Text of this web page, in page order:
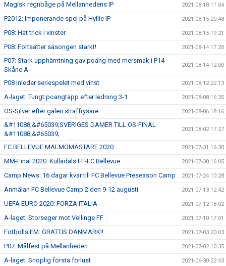
Magisk regnbåge på Mellanhedens IP 2021-08-18 11:04
P2012: Imponerande spel på Hyllie IP 2021-08-15 20:48
P08: Hat trick i vinster 2021-08-15 19:21
P08: Fortsätter säsongen starkt! 2021-08-14 17:20
P07: Stark upphämtning gav poäng med mersmak i P14
Skåne A
2021-08-14 12:00
P08 inleder seriespelet med vinst 2021-08-12 22:13
A-laget: Tungt poängtapp efter ledning 3-1 2021-08-08 16:35
OS-Silver efter galen straffrysare 2021-08-06 18:16
&#11088;&#65039;SVERIGES DAMER TILL OS-FINAL
&#11088;&#65039;
2021-08-02 17:27
FC BELLEVUE MALMÖMÄSTARE 2020 2021-07-31 16:30
MM-Final 2020: Kulladals FF-FC Bellevue 2021-07-30 16:05
Camp News: 16 dagar kvar till FC Bellevue Preseason Camp 2021-07-24 10:28
Anmälan FC Bellevue Camp 2 den 9-12 augusti 2021-07-13 12:42
UEFA EURO 2020: FORZA ITALIA 2021-07-12 18:02
A-laget: Storseger mot Vellinge FF 2021-07-10 17:01
Fotbolls EM: GRATTIS DANMARK!! 2021-07-03 20:03
P07: Målfest på Mellanheden 2021-07-02 10:35
A-laget: Snöplig första förlust 2021-06-30 22:43